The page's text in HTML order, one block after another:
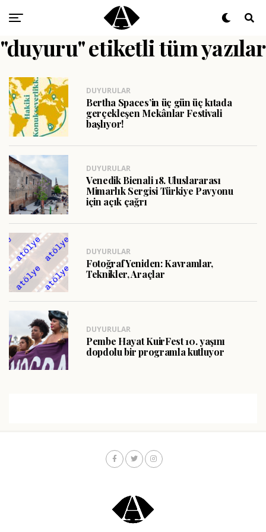
"duyuru" etiketli tüm yazılar
DUYURULAR
Bertha Spaces’in üç gün üç kıtada
gerçekleşen Mekânlar Festivali
başlıyor!
DUYURULAR
Venedik Bienali 18. Uluslararası
Mimarlık Sergisi Türkiye Pavyonu
için açık çağrı
DUYURULAR
Fotoğraf Yeniden: Kavramlar,
Teknikler, Araçlar
DUYURULAR
Pembe Hayat KuirFest 10. yaşını
dopdolu bir programla kutluyor